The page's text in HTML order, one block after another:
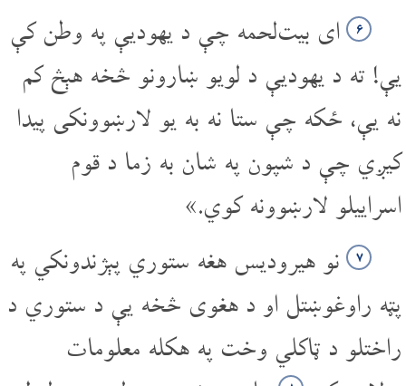
۶ ای بیت‌لحمه چې د یهودیې په وطن کې
یې! ته د یهودیې د لویو ښارونو څخه هېڅ کم
نه یې، ځکه چې ستا نه به یو لارښوونکی پیدا
کیږي چې د شپون په شان به زما د قوم
اسراییلو لارښوونه کوي.»
۷ نو هیرودیس هغه ستوري پېژندونکي په
پټه راوغوښتل او د هغوی څخه یې د ستوري د
راختلو د ټاکلي وخت په هکله معلومات